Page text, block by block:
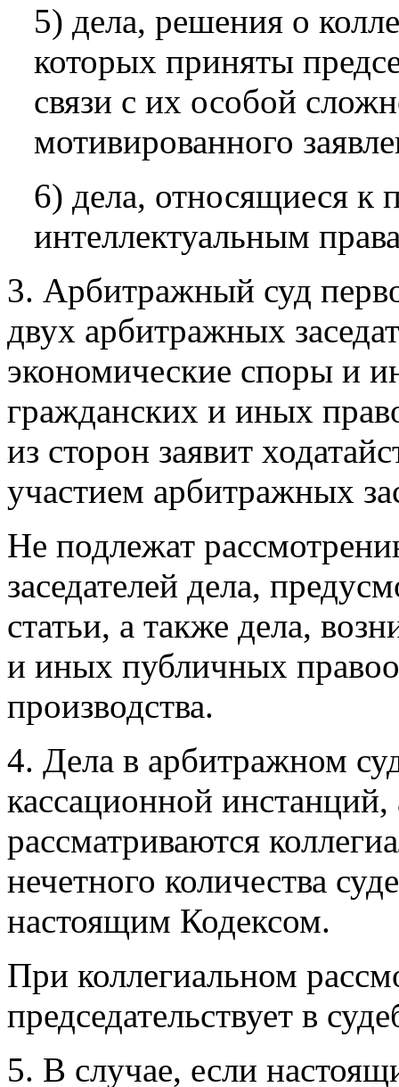
5) дела, решения о
которых приняты
связи с их особой
мотивированного
6) дела, относящиеся к
интеллектуальным
3. Арбитражный суд
двух арбитражных
экономические споры и
гражданских и иных
из сторон заявит
участием арбитражных
Не подлежат
заседателей дела,
статьи, а также дела,
и иных публичных
производства.
4. Дела в арбитражном
кассационной
рассматриваются
нечетного количества
настоящим Кодексом.
При коллегиальном
председательствует в
5. В случае, если